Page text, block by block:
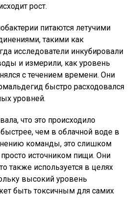
рост.
питаются летучими
такими как
исследователи инкубировали
и измерили, как уровень
с течением времени. Они
быстро расходовался
уровней.
что это происходило
чем в облачной воде в
команды, это слишком
источником пищи. Они
также используется в целях
высокий уровень
быть токсичным для самих